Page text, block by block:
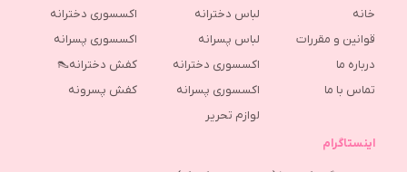
خانه
قوانین و مقررات
درباره ما
تماس با ما
لباس دخترانه
لباس پسرانه
اکسسوری دخترانه
اکسسوری پسرانه
لوازم تحریر
اکسسوری دخترانه
اکسسوری پسرانه
کفش دخترانه👠
كفش پسرونه
اینستاگرام